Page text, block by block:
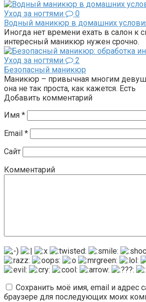
Уход за ногтями
0
Водный маникюр в домашних
Иногда нет времени ехать в салон к
интересный маникюр нужен срочно.
Уход за ногтями
2
Безопасный маникюр
Маникюр – привычная многим
она не так проста, как кажется. Есть
Добавить комментарий
Имя *
Email *
Сайт
Комментарий
Сохранить моё имя, email и адрес
браузере для последующих моих